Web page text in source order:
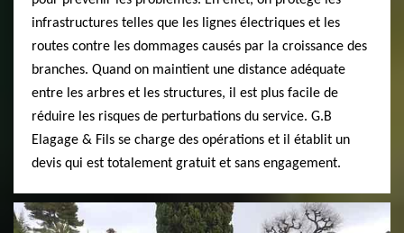
infrastructures telles que les lignes électriques et les
routes contre les dommages causés par la croissance des
branches. Quand on maintient une distance adéquate
entre les arbres et les structures, il est plus facile de
réduire les risques de perturbations du service. G.B
Elagage & Fils se charge des opérations et il établit un
devis qui est totalement gratuit et sans engagement.